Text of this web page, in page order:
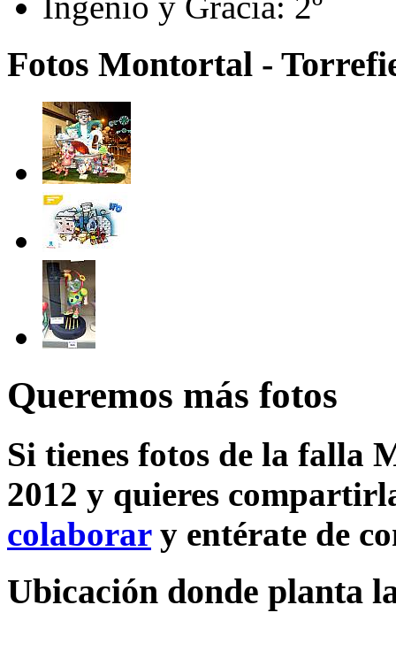
Fotos Montortal -
Queremos más fotos
Si tienes fotos de la
2012 y quieres
colaborary entérate de
Ubicación donde planta